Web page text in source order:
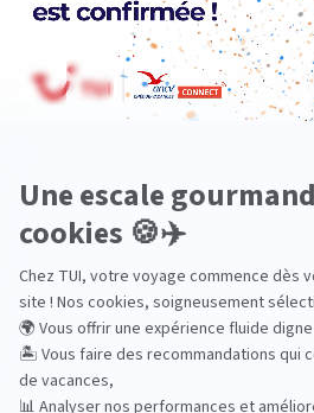
En couple
En famille
En solo
En train